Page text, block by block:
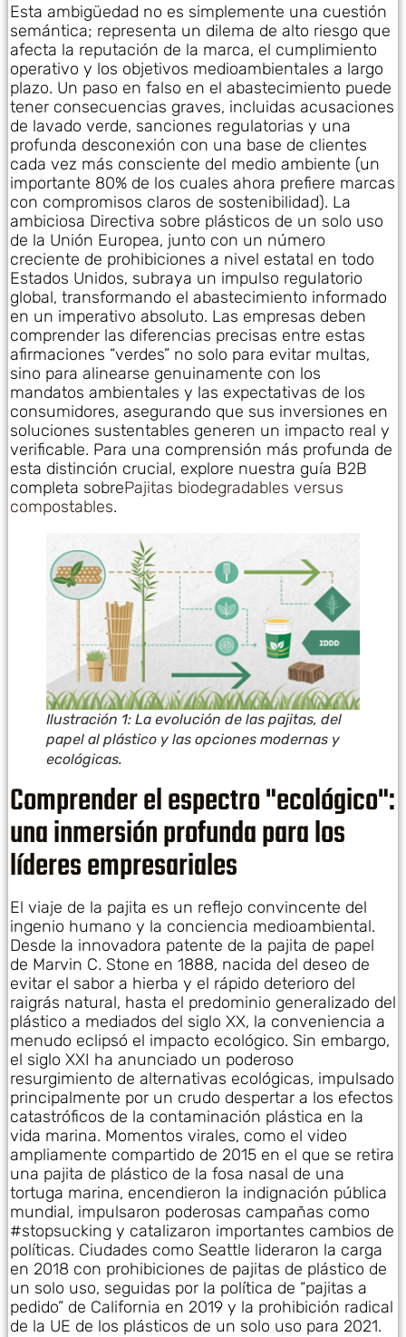
Esta ambigüedad no es simplemente una cuestión
semántica; representa un dilema de alto riesgo que
afecta la reputación de la marca, el cumplimiento
operativo y los objetivos medioambientales a largo
plazo. Un paso en falso en el abastecimiento puede
tener consecuencias graves, incluidas acusaciones
de lavado verde, sanciones regulatorias y una
profunda desconexión con una base de clientes
cada vez más consciente del medio ambiente (un
importante 80% de los cuales ahora prefiere marcas
con compromisos claros de sostenibilidad). La
ambiciosa Directiva sobre plásticos de un solo uso
de la Unión Europea, junto con un número
creciente de prohibiciones a nivel estatal en todo
Estados Unidos, subraya un impulso regulatorio
global, transformando el abastecimiento informado
en un imperativo absoluto. Las empresas deben
comprender las diferencias precisas entre estas
afirmaciones “verdes” no solo para evitar multas,
sino para alinearse genuinamente con los
mandatos ambientales y las expectativas de los
consumidores, asegurando que sus inversiones en
soluciones sustentables generen un impacto real y
verificable. Para una comprensión más profunda de
esta distinción crucial, explore nuestra guía B2B
completa sobrePajitas biodegradables versus
compostables.
Ilustración 1: La evolución de las pajitas, del
papel al plástico y las opciones modernas y
ecológicas.
Comprender el espectro "ecológico":
una inmersión profunda para los
líderes empresariales
El viaje de la pajita es un reflejo convincente del
ingenio humano y la conciencia medioambiental.
Desde la innovadora patente de la pajita de papel
de Marvin C. Stone en 1888, nacida del deseo de
evitar el sabor a hierba y el rápido deterioro del
raigrás natural, hasta el predominio generalizado del
plástico a mediados del siglo XX, la conveniencia a
menudo eclipsó el impacto ecológico. Sin embargo,
el siglo XXI ha anunciado un poderoso
resurgimiento de alternativas ecológicas, impulsado
principalmente por un crudo despertar a los efectos
catastróficos de la contaminación plástica en la
vida marina. Momentos virales, como el video
ampliamente compartido de 2015 en el que se retira
una pajita de plástico de la fosa nasal de una
tortuga marina, encendieron la indignación pública
mundial, impulsaron poderosas campañas como
#stopsucking y catalizaron importantes cambios de
políticas. Ciudades como Seattle lideraron la carga
en 2018 con prohibiciones de pajitas de plástico de
un solo uso, seguidas por la política de “pajitas a
pedido” de California en 2019 y la prohibición radical
de la UE de los plásticos de un solo uso para 2021.